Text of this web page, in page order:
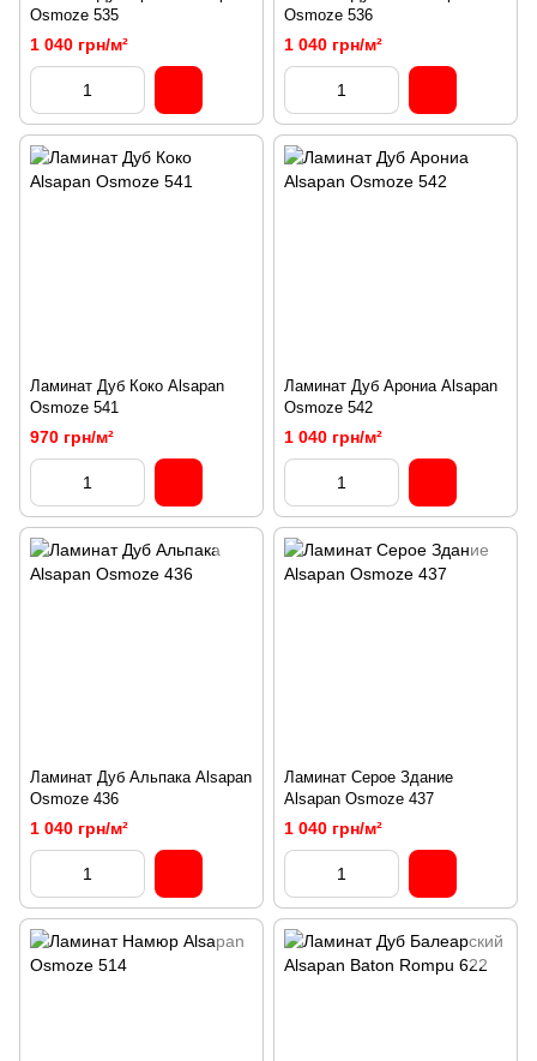
Osmoze 535
1 040 грн/м²
Osmoze 536
1 040 грн/м²
Ламинат Дуб Коко Alsapan
Osmoze 541
970 грн/м²
Ламинат Дуб Арониа Alsapan
Osmoze 542
1 040 грн/м²
Ламинат Дуб Альпака Alsapan
Osmoze 436
1 040 грн/м²
Ламинат Серое Здание
Alsapan Osmoze 437
1 040 грн/м²